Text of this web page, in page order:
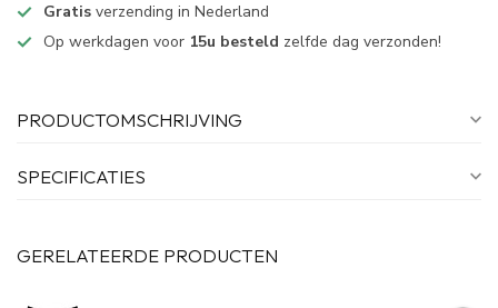
Gratis verzending in Nederland
Op werkdagen voor 15u besteld zelfde dag verzonden!
PRODUCTOMSCHRIJVING
SPECIFICATIES
GERELATEERDE PRODUCTEN